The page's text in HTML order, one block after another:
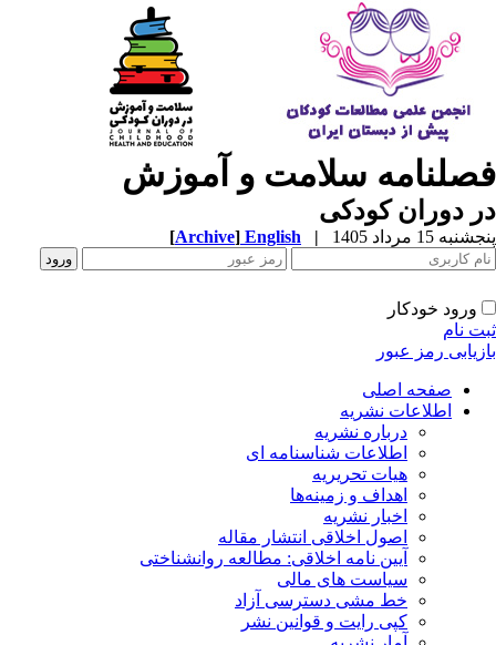
سلامت و آموزش
دوران کودکی
15 مرداد 1405 |
English
[Archive]
ورود خودکار
نام
رمز عبور
صفحه اصلی
اطلاعات نشریه
درباره نشریه
اطلاعات شناسنامه ای
هیات تحریریه
اهداف و زمینه‌ها
اخبار نشریه
اصول اخلاقی انتشار مقاله
آیین نامه اخلاقی: مطالعه روانشناختی
سیاست های مالی
خط مشی دسترسی آزاد
کپی رایت و قوانین نشر